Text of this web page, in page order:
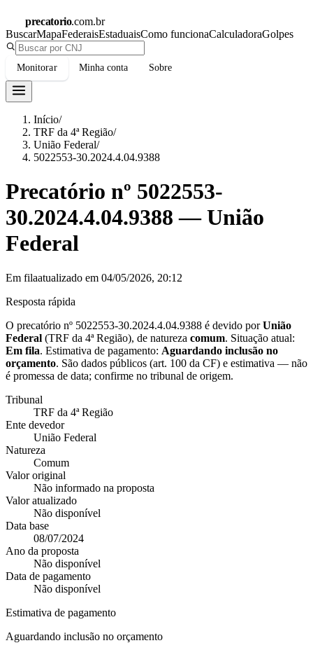
precatorio.com.br
BuscarMapaFederaisEstaduaisComo funcionaCalculadoraGolpes
Monitorar Minha conta Sobre
Início/
TRF da 4ª Região/
União Federal/
5022553-30.2024.4.04.9388
Precatório nº 5022553-
30.2024.4.04.9388 —União
Federal
Em filaatualizado em 04/05/2026, 20:12
Resposta rápida
O precatório nº 5022553-30.2024.4.04.9388 é devido porUnião
Federal (TRF da 4ª Região), de natureza comum. Situação atual:
Em fila. Estimativa de pagamento: Aguardando inclusão no
orçamento. São dados públicos (art. 100 da CF) e estimativa — não
é promessa de data; confirme no tribunal de origem.
Tribunal
TRF da 4ª Região
Ente devedor
União Federal
Natureza
Comum
Valor original
Não informado na proposta
Valor atualizado
Não disponível
Data base
08/07/2024
Ano da proposta
Não disponível
Data de pagamento
Não disponível
Estimativa de pagamento
Aguardando inclusão no orçamento